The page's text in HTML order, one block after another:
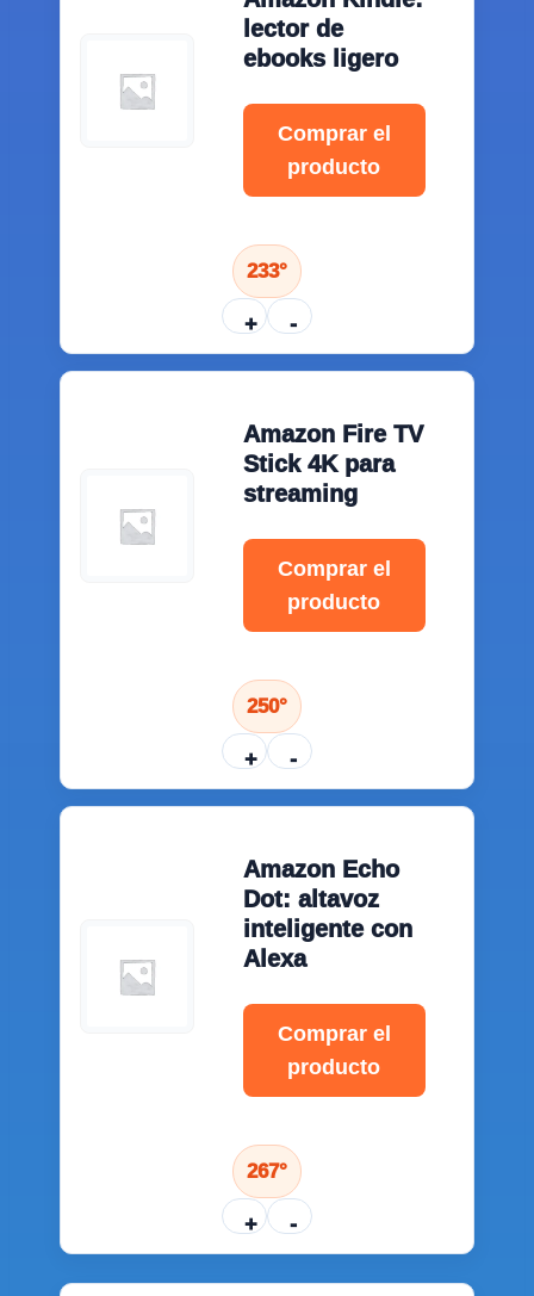
lector de
ebooks ligero
Comprar el
producto
233°
+ -
Amazon Fire TV
Stick 4K para
streaming
Comprar el
producto
250°
+ -
Amazon Echo
Dot: altavoz
inteligente con
Alexa
Comprar el
producto
267°
+ -